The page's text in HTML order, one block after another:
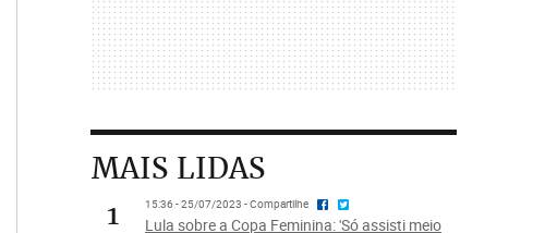
MAIS LIDAS
1
15:36 - 25/07/2023 - Compartilhe
Lula sobre a Copa Feminina: 'Só assisti meio